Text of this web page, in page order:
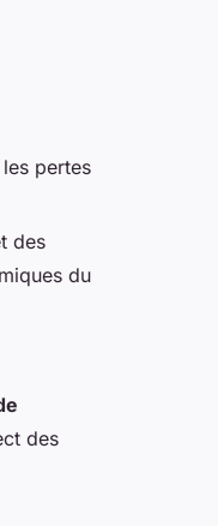
pertes
des
du
des